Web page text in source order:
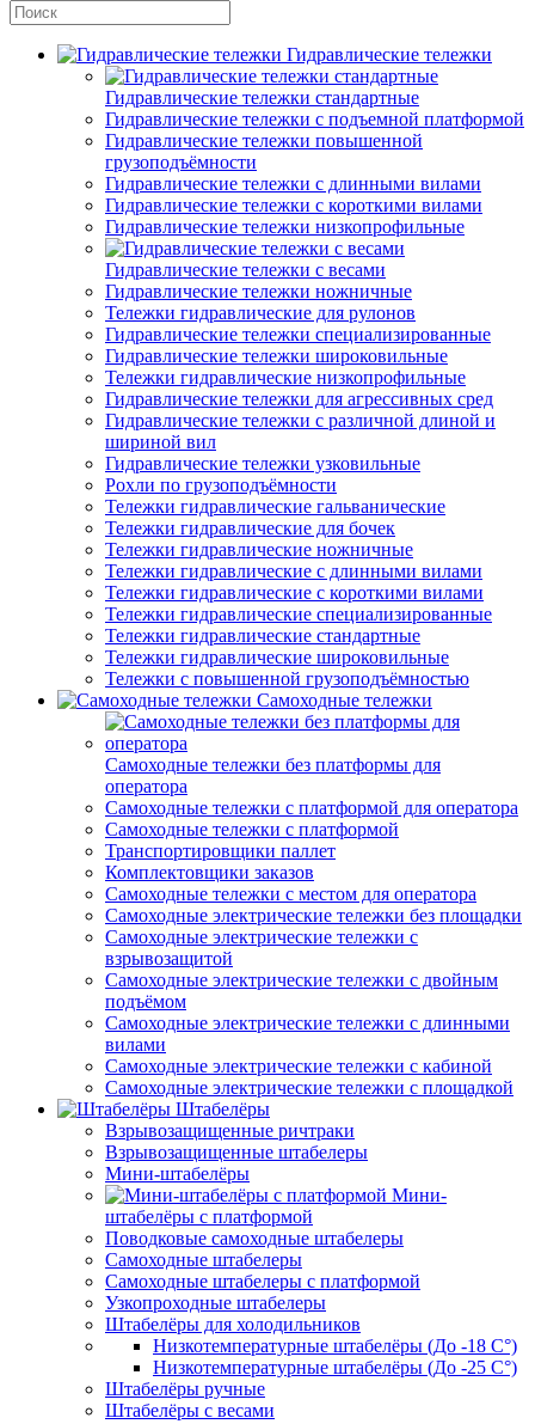
Гидравлические тележки
Гидравлические тележки стандартные
Гидравлические тележки с подъемной платформой
Гидравлические тележки повышенной
грузоподъёмности
Гидравлические тележки с длинными вилами
Гидравлические тележки с короткими вилами
Гидравлические тележки низкопрофильные
Гидравлические тележки с весами
Гидравлические тележки ножничные
Тележки гидравлические для рулонов
Гидравлические тележки специализированные
Гидравлические тележки широковильные
Тележки гидравлические низкопрофильные
Гидравлические тележки для агрессивных сред
Гидравлические тележки с различной длиной и
шириной вил
Гидравлические тележки узковильные
Рохли по грузоподъёмности
Тележки гидравлические гальванические
Тележки гидравлические для бочек
Тележки гидравлические ножничные
Тележки гидравлические с длинными вилами
Тележки гидравлические с короткими вилами
Тележки гидравлические специализированные
Тележки гидравлические стандартные
Тележки гидравлические широковильные
Тележки с повышенной грузоподъёмностью
Самоходные тележки
Самоходные тележки без платформы для
оператора
Самоходные тележки с платформой для оператора
Самоходные тележки с платформой
Транспортировщики паллет
Комплектовщики заказов
Самоходные тележки с местом для оператора
Самоходные электрические тележки без площадки
Самоходные электрические тележки с
взрывозащитой
Самоходные электрические тележки с двойным
подъёмом
Самоходные электрические тележки с длинными
вилами
Самоходные электрические тележки с кабиной
Самоходные электрические тележки с площадкой
Штабелёры
Взрывозащищенные ричтраки
Взрывозащищенные штабелеры
Мини-штабелёры
Мини-
штабелёры с платформой
Поводковые самоходные штабелеры
Самоходные штабелеры
Самоходные штабелеры с платформой
Узкопроходные штабелеры
Штабелёры для холодильников
Низкотемпературные штабелёры (До -18 C°)
Низкотемпературные штабелёры (До -25 C°)
Штабелёры ручные
Штабелёры с весами